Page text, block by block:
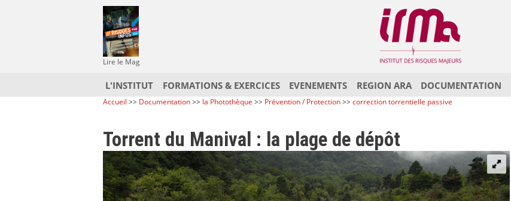
Lire le Mag
L'INSTITUT FORMATIONS & EXERCICES EVENEMENTS REGION ARA DOCUMENTATION
Accueil >> Documentation>> la Photothèque >> Prévention / Protection>>correction torrentielle passive
Torrent du Manival : la plage de dépôt